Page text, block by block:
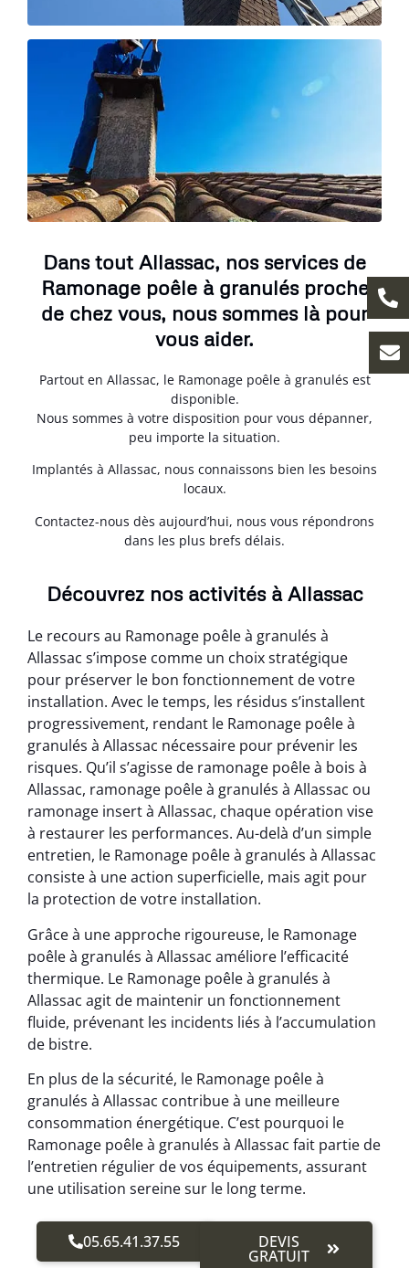
Dans tout Allassac, nos services de
Ramonage poêle à granulés proche
de chez vous, nous sommes là pour
vous aider.
Partout en Allassac, le Ramonage poêle à granulés est
disponible.
Nous sommes à votre disposition pour vous dépanner,
peu importe la situation.
Implantés à Allassac, nous connaissons bien les besoins
locaux.
Contactez-nous dès aujourd’hui, nous vous répondrons
dans les plus brefs délais.
Découvrez nos activités à Allassac
Le recours au Ramonage poêle à granulés à
Allassac s’impose comme un choix stratégique
pour préserver le bon fonctionnement de votre
installation. Avec le temps, les résidus s’installent
progressivement, rendant le Ramonage poêle à
granulés à Allassac nécessaire pour prévenir les
risques. Qu’il s’agisse de ramonage poêle à bois à
Allassac, ramonage poêle à granulés à Allassac ou
ramonage insert à Allassac, chaque opération vise
à restaurer les performances. Au-delà d’un simple
entretien, le Ramonage poêle à granulés à Allassac
consiste à une action superficielle, mais agit pour
la protection de votre installation.
Grâce à une approche rigoureuse, le Ramonage
poêle à granulés à Allassac améliore l’efficacité
thermique. Le Ramonage poêle à granulés à
Allassac agit de maintenir un fonctionnement
fluide, prévenant les incidents liés à l’accumulation
de bistre.
En plus de la sécurité, le Ramonage poêle à
granulés à Allassac contribue à une meilleure
consommation énergétique. C’est pourquoi le
Ramonage poêle à granulés à Allassac fait partie de
l’entretien régulier de vos équipements, assurant
une utilisation sereine sur le long terme.
05.65.41.37.55 DEVIS
GRATUIT